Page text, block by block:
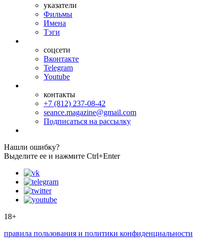
указатели
Фильмы
Имена
Тэги
соцсети
Вконтакте
Telegram
Youtube
контакты
+7 (812) 237-08-42
seance.magazine@gmail.com
Подписаться на рассылку
Нашли ошибку?
Выделите ее и нажмите Ctrl+Enter
18+
правила пользования и политики конфиденциальности